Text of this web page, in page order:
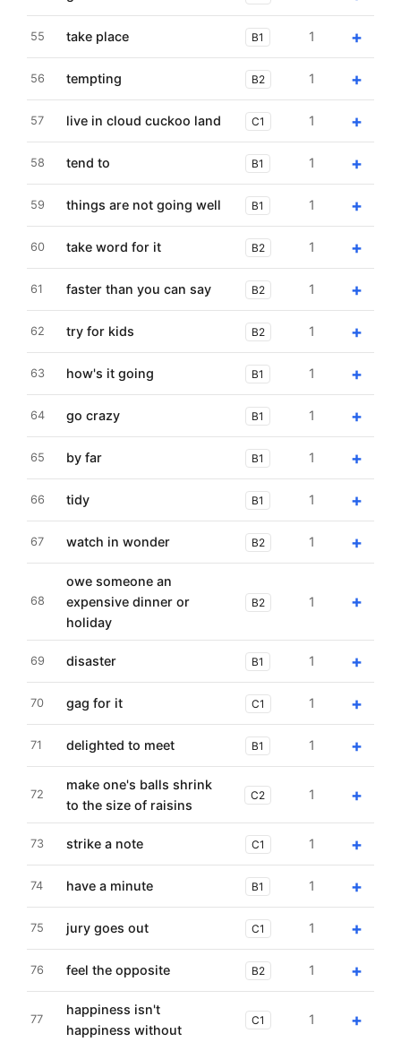
55 take place B1 1 +
56 tempting B2 1 +
57 live in cloud cuckoo land C1 1 +
58 tend to B1 1 +
59 things are not going well B1 1 +
60 take word for it B2 1 +
61 faster than you can say B2 1 +
62 try for kids B2 1 +
63 how's it going B1 1 +
64 go crazy B1 1 +
65 by far B1 1 +
66 tidy B1 1 +
67 watch in wonder B2 1 +
68
owe someone an
expensive dinner or
holiday
B2 1 +
69 disaster B1 1 +
70 gag for it C1 1 +
71 delighted to meet B1 1 +
72
make one's balls shrink
to the size of raisins
C2 1 +
73 strike a note C1 1 +
74 have a minute B1 1 +
75 jury goes out C1 1 +
76 feel the opposite B2 1 +
77
happiness isn't
happiness without
C1 1 +